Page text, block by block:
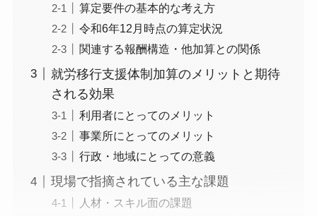
算定要件の基本的な考え方
令和6年12月時点の算定状況
関連する報酬構造・他加算との関係
就労移行支援体制加算のメリットと期待
される効果
利用者にとってのメリット
事業所にとってのメリット
行政・地域にとっての意義
現場で指摘されている主な課題
人材・スキル面の課題